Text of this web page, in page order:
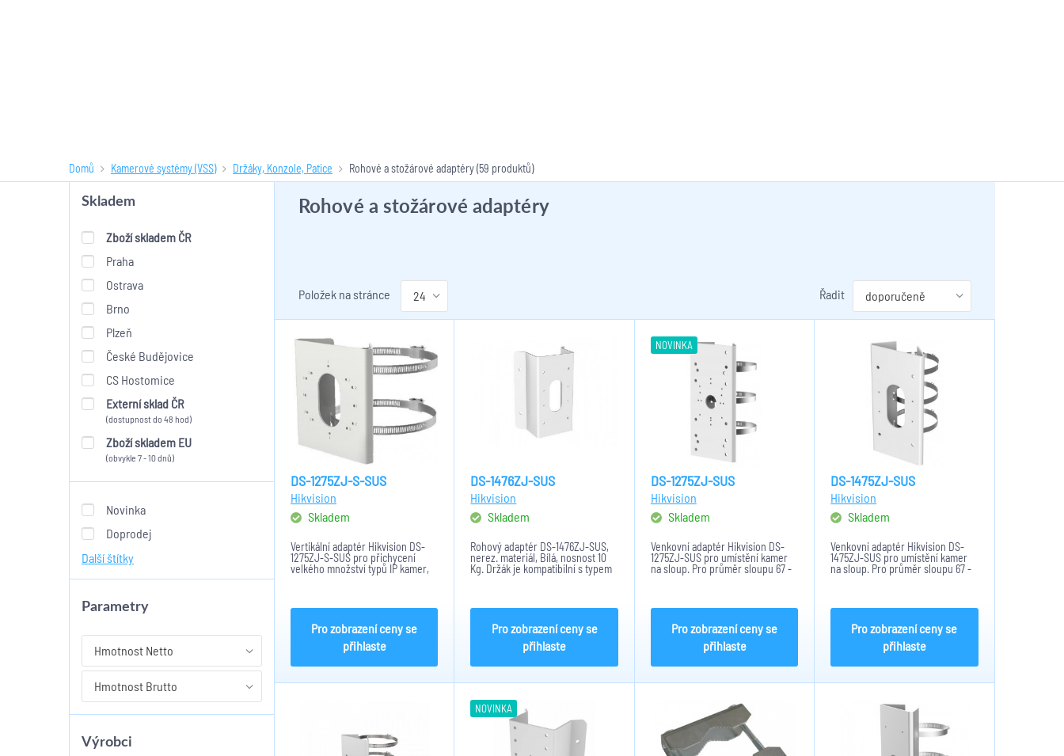
Domů Kamerové systémy (VSS) Držáky, Konzole, Patice Rohové a stožárové adaptéry(59 produktů)
Skladem
Zboží skladem ČR
Praha
Ostrava
Brno
Plzeň
České Budějovice
CS Hostomice
Externí sklad ČR
(dostupnost do 48 hod)
Zboží skladem EU
(obvykle 7 - 10 dnů)
Novinka
Doprodej
Další štítky
Parametry
Hmotnost Netto
Hmotnost Brutto
Výrobci
Rohové a stožárové adaptéry
Položek na stránce Řadit
DS-1275ZJ-S-SUS
Hikvision
Skladem
Vertikální adaptér Hikvision DS-
1275ZJ-S-SUS pro přichycení
velkého množství typů IP kamer,
analogových a termálních kamer
vlastní hmotnosti 0,760kg....
Pro zobrazení ceny se
přihlaste
DS-1476ZJ-SUS
Hikvision
Skladem
Rohový adaptér DS-1476ZJ-SUS,
nerez. materiál, Bílá, nosnost 10
Kg. Držák je kompatibilní s typem
kamer: DS-2CD26X5FWD-IZS, DS-
držáku: 250 mm x 126 mm x 105
Pro zobrazení ceny se
přihlaste
NOVINKA
DS-1275ZJ-SUS
Hikvision
Skladem
Venkovní adaptér Hikvision DS-
1275ZJ-SUS pro umístění kamer
na sloup. Pro průměr sloupu 67 -
127mm, nerezová ocel, bílé
Rozměry adaptéru jsou...
Pro zobrazení ceny se
přihlaste
DS-1475ZJ-SUS
Hikvision
Skladem
Venkovní adaptér Hikvision DS-
1475ZJ-SUS pro umístění kamer
na sloup. Pro průměr sloupu 67 -
127mm. Tento model je v bílém
Rozměry adaptéru...
Pro zobrazení ceny se
přihlaste
NOVINKA